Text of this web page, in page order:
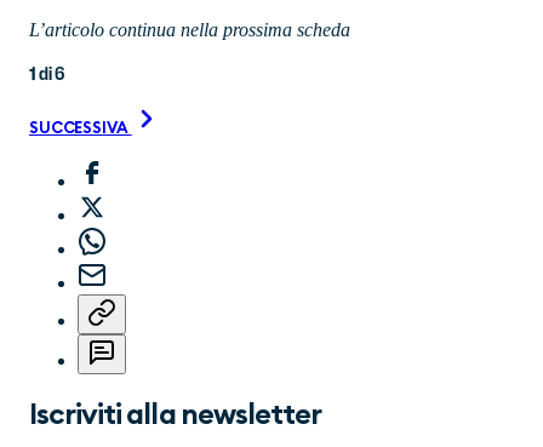
L’articolo continua nella prossima scheda
1di6
SUCCESSIVA
Iscriviti alla newsletter